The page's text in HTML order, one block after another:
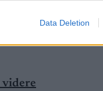
Data Deletion
har nå organisert
videre